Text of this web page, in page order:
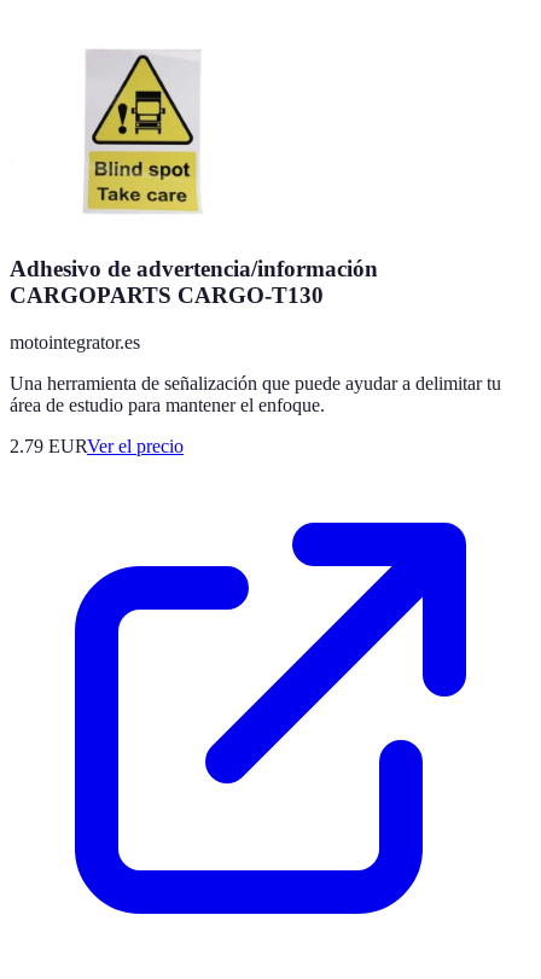
Adhesivo de advertencia/información
CARGOPARTS CARGO-T130
motointegrator.es
Una herramienta de señalización que puede ayudar a delimitar tu
área de estudio para mantener el enfoque.
2.79 EURVer el precio